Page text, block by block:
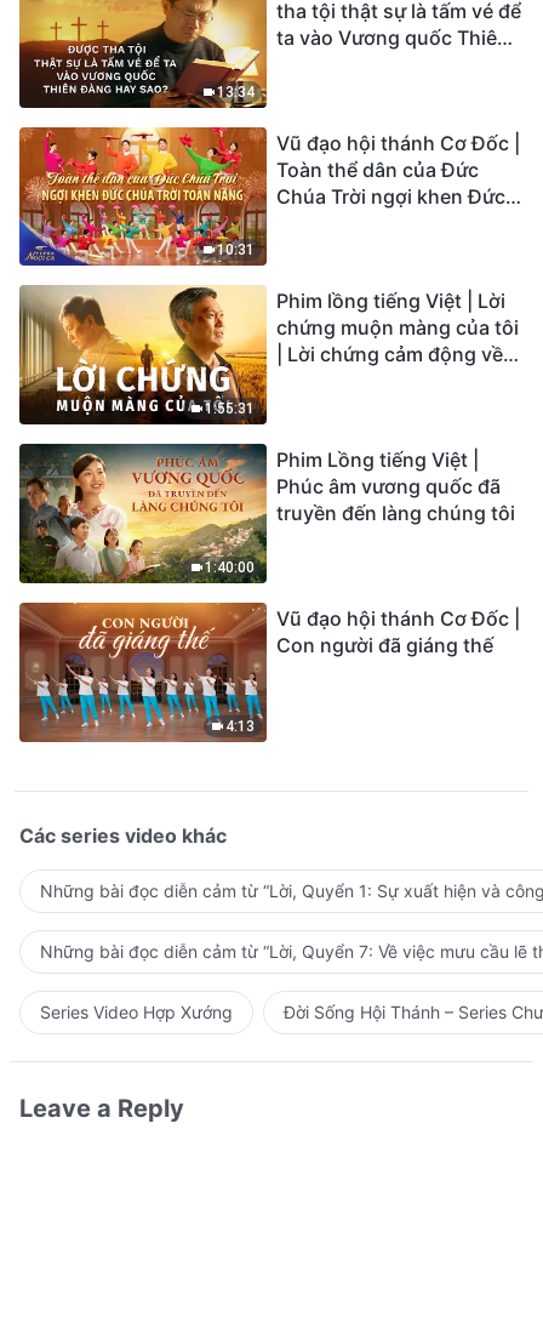
13:34
tha tội thật sự là tấm vé để
ta vào Vương quốc Thiên
10:31
Vũ đạo hội thánh Cơ Đốc |
Toàn thể dân của Đức
Chúa Trời ngợi khen Đức
1:55:31
Phim lồng tiếng Việt | Lời
chứng muộn màng của tôi
| Lời chứng cảm động về
1:40:00
Phim Lồng tiếng Việt |
Phúc âm vương quốc đã
truyền đến làng chúng tôi
4:13
Vũ đạo hội thánh Cơ Đốc |
Con người đã giáng thế
Các series video khác
Những bài đọc diễn cảm từ “Lời, Quyển 1: Sự xuất hiện và
Những bài đọc diễn cảm từ “Lời, Quyển 7: Về việc mưu cầu lẽ
Series Video Hợp Xướng Đời Sống Hội Thánh – Series
Leave a Reply